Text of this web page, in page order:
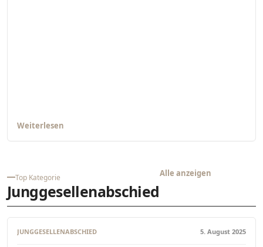
Weiterlesen
Top Kategorie
Junggesellenabschied
Alle anzeigen
JUNGGESELLENABSCHIED 5. August 2025